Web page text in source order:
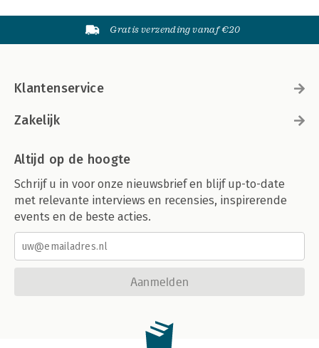
Gratis verzending vanaf €20
Klantenservice
Zakelijk
Altijd op de hoogte
Schrijf u in voor onze nieuwsbrief en blijf up-to-date
met relevante interviews en recensies, inspirerende
events en de beste acties.
Aanmelden